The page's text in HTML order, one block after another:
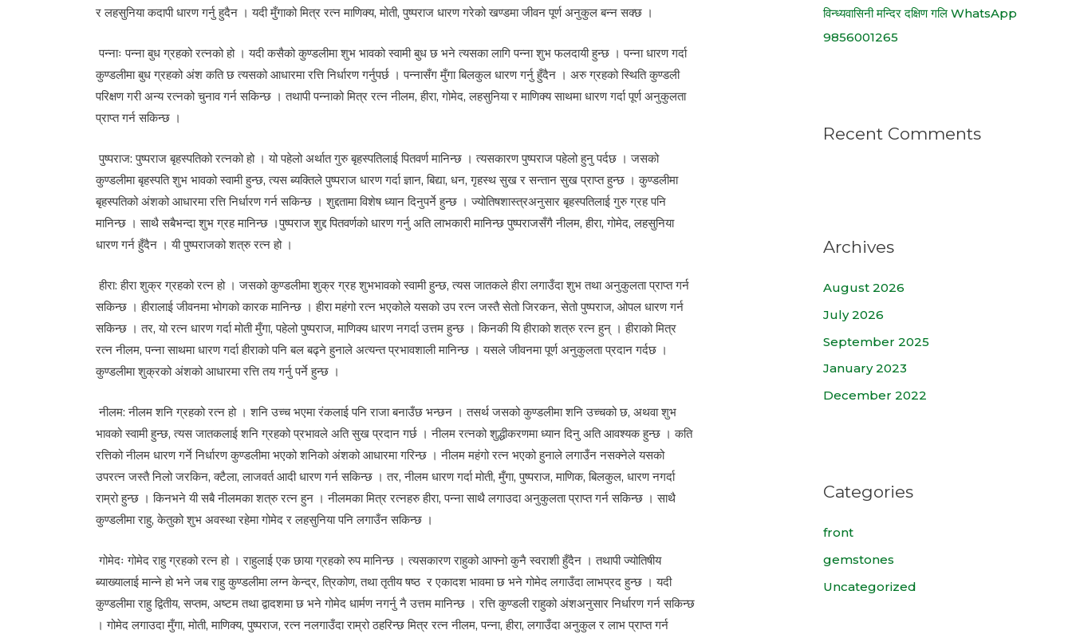
र लहसुनिया कदापी धारण गर्नु हुदैन । यदी मुँगाको मित्र रत्न माणिक्य, मोती, पुष्पराज धारण गरेको खण्डमा जीवन पूर्ण अनुकुल बन्न सक्छ ।
पन्नाः पन्ना बुध ग्रहको रत्नको हो । यदी कसैको कुण्डलीमा शुभ भावको स्वामी बुध छ भने त्यसका लागि पन्ना शुभ फलदायी हुन्छ । पन्ना धारण गर्दा
कुण्डलीमा बुध ग्रहको अंश कति छ त्यसको आधारमा रत्ति निर्धारण गर्नुपर्छ । पन्नासँग मुँगा बिलकुल धारण गर्नु हुँदैन । अरु ग्रहको स्थिति कुण्डली
परिक्षण गरी अन्य रत्नको चुनाव गर्न सकिन्छ । तथापी पन्नाको मित्र रत्न नीलम, हीरा, गोमेद, लहसुनिया र माणिक्य साथमा धारण गर्दा पूर्ण अनुकुलता
प्राप्त गर्न सकिन्छ ।
पुष्पराज: पुष्पराज बृहस्पतिको रत्नको हो । यो पहेलो अर्थात गुरु बृहस्पतिलाई पितवर्ण मानिन्छ । त्यसकारण पुष्पराज पहेलो हुनु पर्दछ । जसको
कुण्डलीमा बृहस्पति शुभ भावको स्वामी हुन्छ, त्यस ब्यक्तिले पुष्पराज धारण गर्दा ज्ञान, बिद्या, धन, गृहस्थ सुख र सन्तान सुख प्राप्त हुन्छ । कुण्डलीमा
बृहस्पतिको अंशको आधारमा रत्ति निर्धारण गर्न सकिन्छ । शुद्दतामा विशेष ध्यान दिनुपर्ने हुन्छ । ज्योतिषशास्त्रअनुसार बृहस्पतिलाई गुरु ग्रह पनि
मानिन्छ । साथै सबैभन्दा शुभ ग्रह मानिन्छ ।पुष्पराज शुद्द पितवर्णको धारण गर्नु अति लाभकारी मानिन्छ पुष्पराजसँगै नीलम, हीरा, गोमेद, लहसुनिया
धारण गर्न हुँदैन । यी पुष्पराजको शत्रु रत्न हो ।
हीरा: हीरा शुक्र ग्रहको रत्न हो । जसको कुण्डलीमा शुक्र ग्रह शुभभावको स्वामी हुन्छ, त्यस जातकले हीरा लगाउँदा शुभ तथा अनुकुलता प्राप्त गर्न
सकिन्छ । हीरालाई जीवनमा भोगको कारक मानिन्छ । हीरा महंगो रत्न भएकोले यसको उप रत्न जस्तै सेतो जिरकन, सेतो पुष्पराज, ओपल धारण गर्न
सकिन्छ । तर, यो रत्न धारण गर्दा मोती मुँगा, पहेलो पुष्पराज, माणिक्य धारण नगर्दा उत्तम हुन्छ । किनकी यि हीराको शत्रु रत्न हुन् । हीराको मित्र
रत्न नीलम, पन्ना साथमा धारण गर्दा हीराको पनि बल बढ्ने हुनाले अत्यन्त प्रभावशाली मानिन्छ । यसले जीवनमा पूर्ण अनुकुलता प्रदान गर्दछ ।
कुण्डलीमा शुक्रको अंशको आधारमा रत्ति तय गर्नु पर्ने हुन्छ ।
नीलम: नीलम शनि ग्रहको रत्न हो । शनि उच्च भएमा रंकलाई पनि राजा बनाउँछ भन्छन । तसर्थ जसको कुण्डलीमा शनि उच्चको छ, अथवा शुभ
भावको स्वामी हुन्छ, त्यस जातकलाई शनि ग्रहको प्रभावले अति सुख प्रदान गर्छ । नीलम रत्नको शुद्धीकरणमा ध्यान दिनु अति आवश्यक हुन्छ । कति
रत्तिको नीलम धारण गर्ने निर्धारण कुण्डलीमा भएको शनिको अंशको आधारमा गरिन्छ । नीलम महंगो रत्न भएको हुनाले लगाउँन नसक्नेले यसको
उपरत्न जस्तै निलो जरकिन, क्टैला, लाजवर्त आदी धारण गर्न सकिन्छ । तर, नीलम धारण गर्दा मोती, मुँगा, पुष्पराज, माणिक, बिलकुल, धारण नगर्दा
राम्रो हुन्छ । किनभने यी सबै नीलमका शत्रु रत्न हुन । नीलमका मित्र रत्नहरु हीरा, पन्ना साथै लगाउदा अनुकुलता प्राप्त गर्न सकिन्छ । साथै
कुण्डलीमा राहु, केतुको शुभ अवस्था रहेमा गोमेद र लहसुनिया पनि लगाउँन सकिन्छ ।
गोमेदः गोमेद राहु ग्रहको रत्न हो । राहुलाई एक छाया ग्रहको रुप मानिन्छ । त्यसकारण राहुको आफ्नो कुनै स्वराशी हुँदैन । तथापी ज्योतिषीय
ब्याख्यालाई मान्ने हो भने जब राहु कुण्डलीमा लग्न केन्द्र, त्रिकोण, तथा तृतीय षष्ठ र एकादश भावमा छ भने गोमेद लगाउँदा लाभप्रद हुन्छ । यदी
कुण्डलीमा राहु द्वितीय, सप्तम, अष्टम तथा द्वादशमा छ भने गोमेद धार्मण नगर्नु नै उत्तम मानिन्छ । रत्ति कुण्डली राहुको अंशअनुसार निर्धारण गर्न सकिन्छ
। गोमेद लगाउदा मुँगा, मोती, माणिक्य, पुष्पराज, रत्न नलगाउँदा राम्रो ठहरिन्छ मित्र रत्न नीलम, पन्ना, हीरा, लगाउँदा अनुकुल र लाभ प्राप्त गर्न
विन्ध्यवासिनी मन्दिर दक्षिण गलि WhatsApp
9856001265
Recent Comments
Archives
August 2026
July 2026
September 2025
January 2023
December 2022
Categories
front
gemstones
Uncategorized